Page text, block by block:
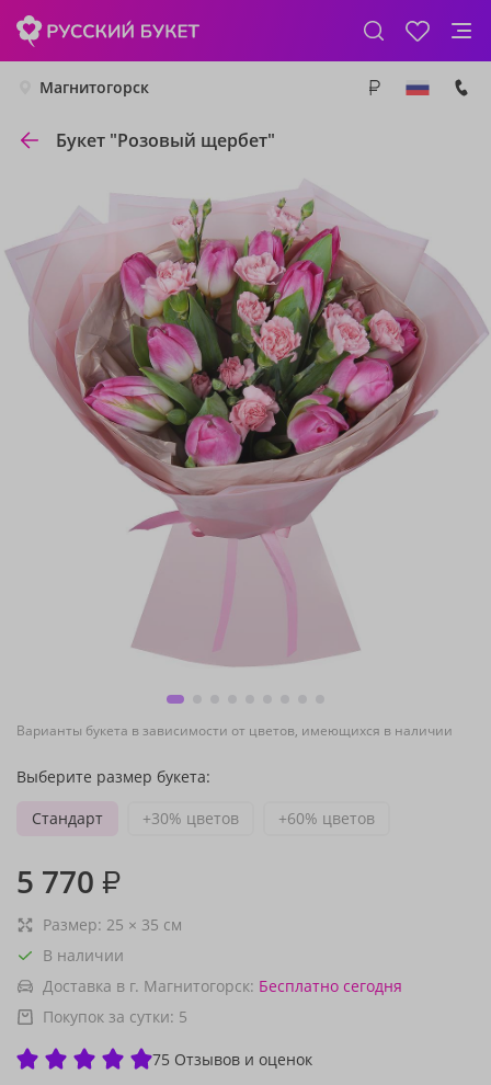
Магнитогорск
Букет "Розовый щербет"
Варианты букета в зависимости от цветов, имеющихся в наличии
Выберите размер букета:
Стандарт
+30% цветов +60% цветов
5 770 ₽
Размер: 25 × 35 см
В наличии
Доставка в г. Магнитогорск: Бесплатно сегодня
Покупок за сутки: 5
75 Отзывов и оценок